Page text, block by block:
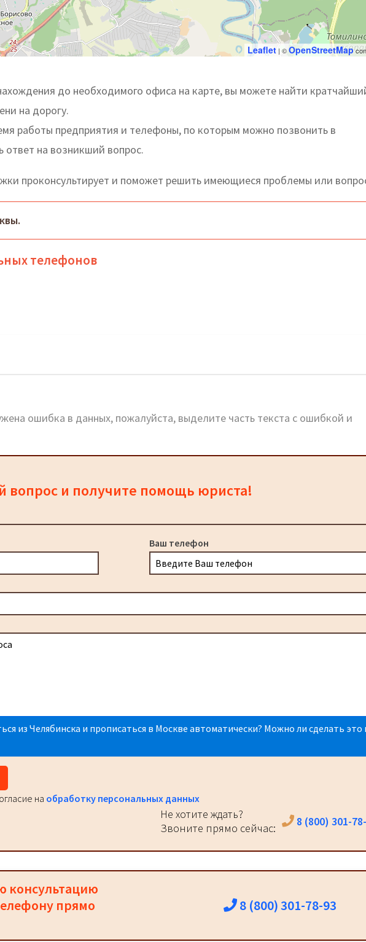
Leaflet | ©OpenStreetMap
до необходимого офиса на карте, вы можете найти
на дорогу.
работы предприятия и телефоны, по которым можно позвонить в
ответ на возникший вопрос.
проконсультирует и поможет решить имеющиеся проблемы или
телефонов
ошибка в данных, пожалуйста, выделите часть текста с ошибкой и
вопрос и получите помощь юриста!
Ваш телефон
из Челябинска и прописаться в Москве автоматически? Можно ли сделать это
на обработку персональных данных
Не хотите ждать?
Звоните прямо сейчас:
8 (800) 301-
консультацию
прямо
8 (800) 301-78-93